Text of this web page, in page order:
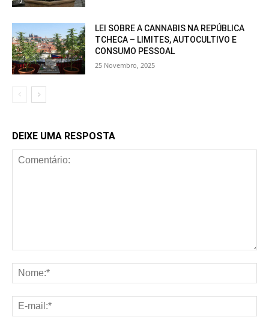
LEI SOBRE A CANNABIS NA REPÚBLICA
TCHECA – LIMITES, AUTOCULTIVO E
CONSUMO PESSOAL
25 Novembro, 2025
DEIXE UMA RESPOSTA